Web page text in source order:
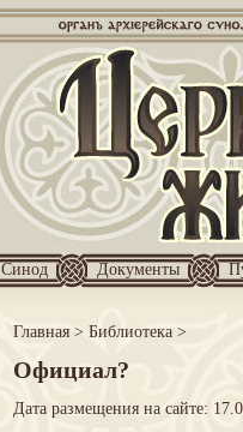
Синод Документы
Главная> Библиотека >
Официал?
Дата размещения на сайте: